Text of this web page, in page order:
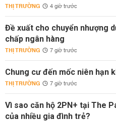
THỊ TRƯỜNG 4 giờ trước
Đề xuất cho chuyển nhượng
chấp ngân hàng
THỊ TRƯỜNG 7 giờ trước
Chung cư đến mốc niên hạn
THỊ TRƯỜNG 7 giờ trước
Vì sao căn hộ 2PN+ tại The
của nhiều gia đình trẻ?